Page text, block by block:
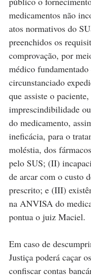
medicamentos não
atos normativos do
preenchidos os
comprovação, por
médico fundamentado
circunstanciado
que assiste o
imprescindibilidade
do medicamento,
ineficácia, para o
moléstia, dos
pelo SUS; (II)
de arcar com o custo
prescrito; e (III)
na ANVISA do
pontua o juiz Maciel.
Em caso de
Justiça poderá caçar
confiscar contas